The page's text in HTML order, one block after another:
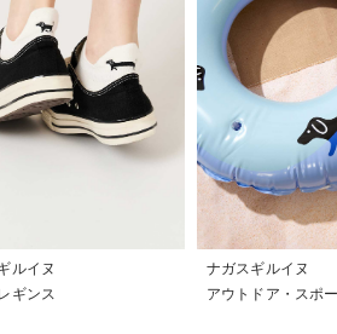
ルイヌ
ギンス
ナガスギルイヌ
アウトドア・スポ